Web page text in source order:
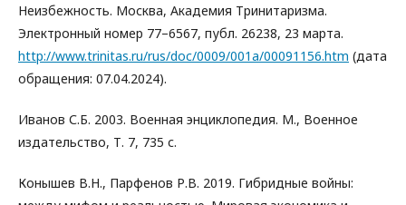
Неизбежность. Москва, Академия Тринитаризма.
Электронный номер 77–6567, публ. 26238, 23 марта.
http://www.trinitas.ru/rus/doc/0009/001a/00091156.htm (дата
обращения: 07.04.2024).
Иванов С.Б. 2003. Военная энциклопедия. М., Военное
издательство, Т. 7, 735 с.
Конышев В.Н., Парфенов Р.В. 2019. Гибридные войны: